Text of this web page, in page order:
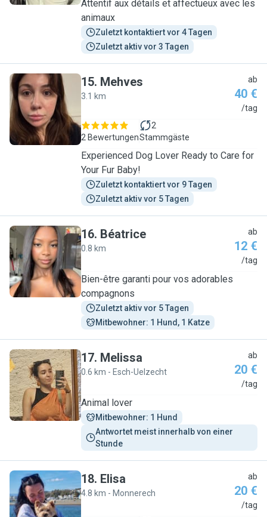
Attentif aux détails et affectueux avec les
animaux
Zuletzt kontaktiert vor 4 Tagen
Zuletzt aktiv vor 3 Tagen
M
15. Mehves
3.1 km
ab
40 €
/tag
2 Bewertungen
2
Stammgäste
Experienced Dog Lover Ready to Care for
Your Fur Baby!
Zuletzt kontaktiert vor 9 Tagen
Zuletzt aktiv vor 5 Tagen
B
16. Béatrice
0.8 km
ab
12 €
/tag
Bien-être garanti pour vos adorables
compagnons
Zuletzt aktiv vor 5 Tagen
Mitbewohner: 1 Hund, 1 Katze
M
17. Melissa
0.6 km - Esch-Uelzecht
ab
20 €
/tag
Animal lover
Mitbewohner: 1 Hund
Antwortet meist innerhalb von einer
Stunde
E
18. Elisa
4.8 km - Monnerech
ab
20 €
/tag